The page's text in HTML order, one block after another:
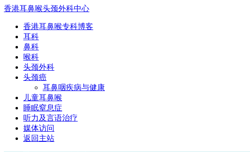
香港耳鼻喉头颈外科中心
香港耳鼻喉专科博客
耳科
鼻科
喉科
头颈外科
头颈癌
耳鼻咽疾病与健康
儿童耳鼻喉
睡眠窒息症
听力及言语治疗
媒体访问
返回主站